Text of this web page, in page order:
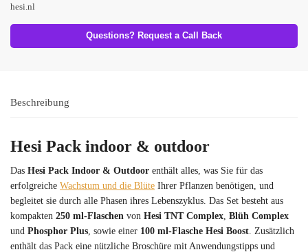
hesi.nl
Questions? Request a Call Back
Beschreibung
Hesi Pack indoor & outdoor
Das Hesi Pack Indoor & Outdoor enthält alles, was Sie für das
erfolgreiche Wachstum und die Blüte Ihrer Pflanzen benötigen, und
begleitet sie durch alle Phasen ihres Lebenszyklus. Das Set besteht aus
kompakten 250 ml-Flaschen von Hesi TNT Complex Blüh Complex
und Phosphor Plus , sowie einer 100 ml-Flasche Hesi Boost . Zusätzlich
enthält das Pack eine nützliche Broschüre mit Anwendungstipps und